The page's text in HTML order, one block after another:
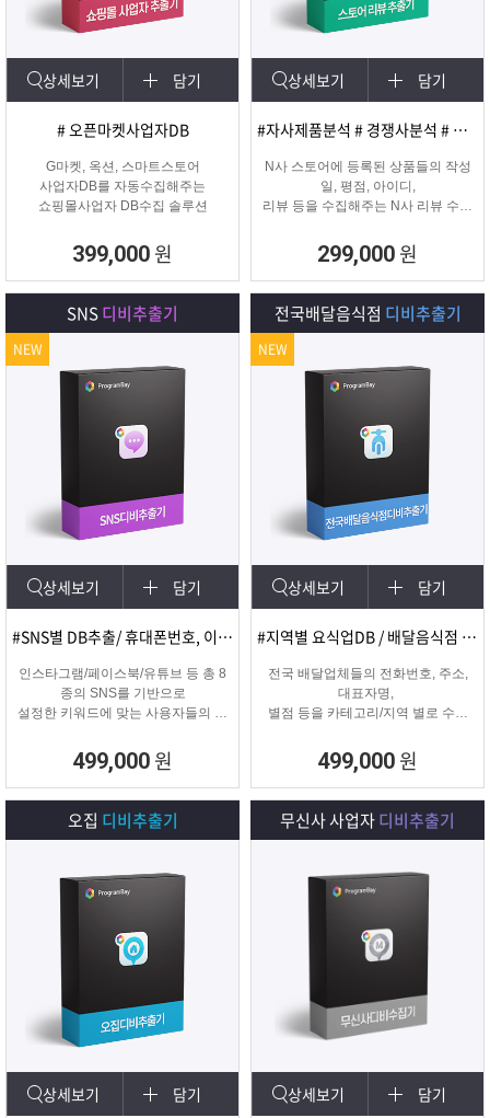
상세보기 담기
# 오픈마켓사업자DB
G마켓, 옥션, 스마트스토어
사업자DB를 자동수집해주는
쇼핑몰사업자 DB수집 솔루션
399,000 원
상세보기 담기
#자사제품분석 # 경쟁사분석 # 마케팅 및 광고
N사 스토어에 등록된 상품들의 작성
일, 평점, 아이디,
리뷰 등을 수집해주는 N사 리뷰 수집
299,000 원
SNS디비추출기
상세보기 담기
#SNS별 DB추출/ 휴대폰번호, 이메일추출
인스타그램/페이스북/유튜브 등 총 8
종의 SNS를 기반으로
설정한 키워드에 맞는 사용자들의 휴
추출하여 영업 및 마케팅에 활용 할
수 있는 프로그램입니다.
499,000 원
NEW
전국배달음식점 디비추출기
상세보기 담기
#지역별 요식업DB / 배달음식점 전화번호
전국 배달업체들의 전화번호, 주소,
대표자명,
별점 등을 카테고리/지역 별로 수집
타겟 마케팅용 DB를 수집해주는 프
로그램입니다.
499,000 원
NEW
오집 디비추출기
상세보기 담기
무신사 사업자디비추출기
상세보기 담기